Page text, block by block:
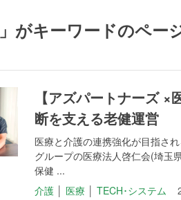
がキーワードのペー
【アズパートナーズ
断を支える老健運営
医療と介護の連携強化が目指さ
グループの医療法人啓仁会(埼玉
保健 ...
介護
医療 TECH･システム